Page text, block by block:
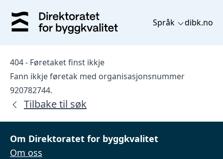
Språk dibk.no
404 - Føretaket finst ikkje
Fann ikkje føretak med organisasjonsnummer
920782744.
Tilbake til søk
Om Direktoratet for byggkvalitet
Om oss